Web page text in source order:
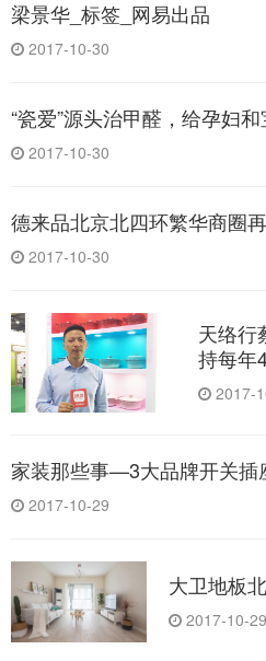
梁景华_标签_网易出品
2017-10-30
“瓷爱”源头治甲醛，给孕妇
2017-10-30
德来品北京北四环繁华商圈
2017-10-30
天络行
持每年
2017-
家装那些事—3大品牌开关插
2017-10-29
大卫地板
2017-10-29